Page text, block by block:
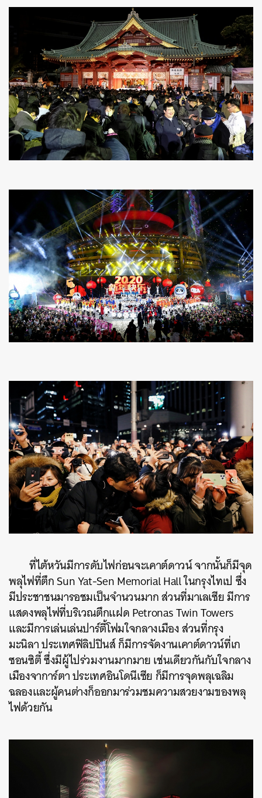
ที่ไต้หวันมีการดับไฟก่อนจะเคาต์ดาวน์จากนั้นก็มีจุด
พลุไฟที่ตึกSun Yat-Sen Memorial Hallในกรุงไทเป ซึ่ง
มีประชาชนมารอชมเป็นจำนวนมากส่วนที่มาเลเซียมีการ
แสดงพลุไฟที่บริเวณตึกแฝดPetronas Twin Towers
และมีการเล่นเล่นปาร์ตี้โฟมใจกลางเมืองส่วนที่กรุง
มะนิลาประเทศฟิลิปปินส์ก็มีการจัดงานเคาต์ดาวน์ที่เก
ซอนซิตี้ซึ่งมีผู้ไปร่วมงานมากมาย เช่นเดียวกันกับใจกลาง
เมืองจาการ์ตา ประเทศอินโดนีเซีย ก็มีการจุดพลุเฉลิม
ฉลองและผู้คนต่างก็ออกมาร่วมชมความสวยงามของพลุ
ไฟด้วยกัน